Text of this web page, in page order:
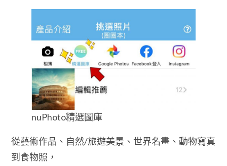
nuPhoto精選圖庫
從藝術作品、自然/旅遊美景、世界名畫、動物寫真
到食物照，